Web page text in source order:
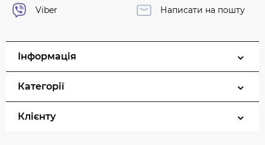
Viber Написати на пошту
Інформація
Категорії
Клієнту